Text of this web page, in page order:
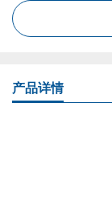
产品详情